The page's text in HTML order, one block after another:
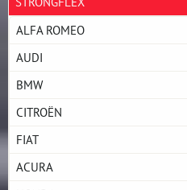
ALFA ROMEO
AUDI
BMW
CITROËN
FIAT
ACURA